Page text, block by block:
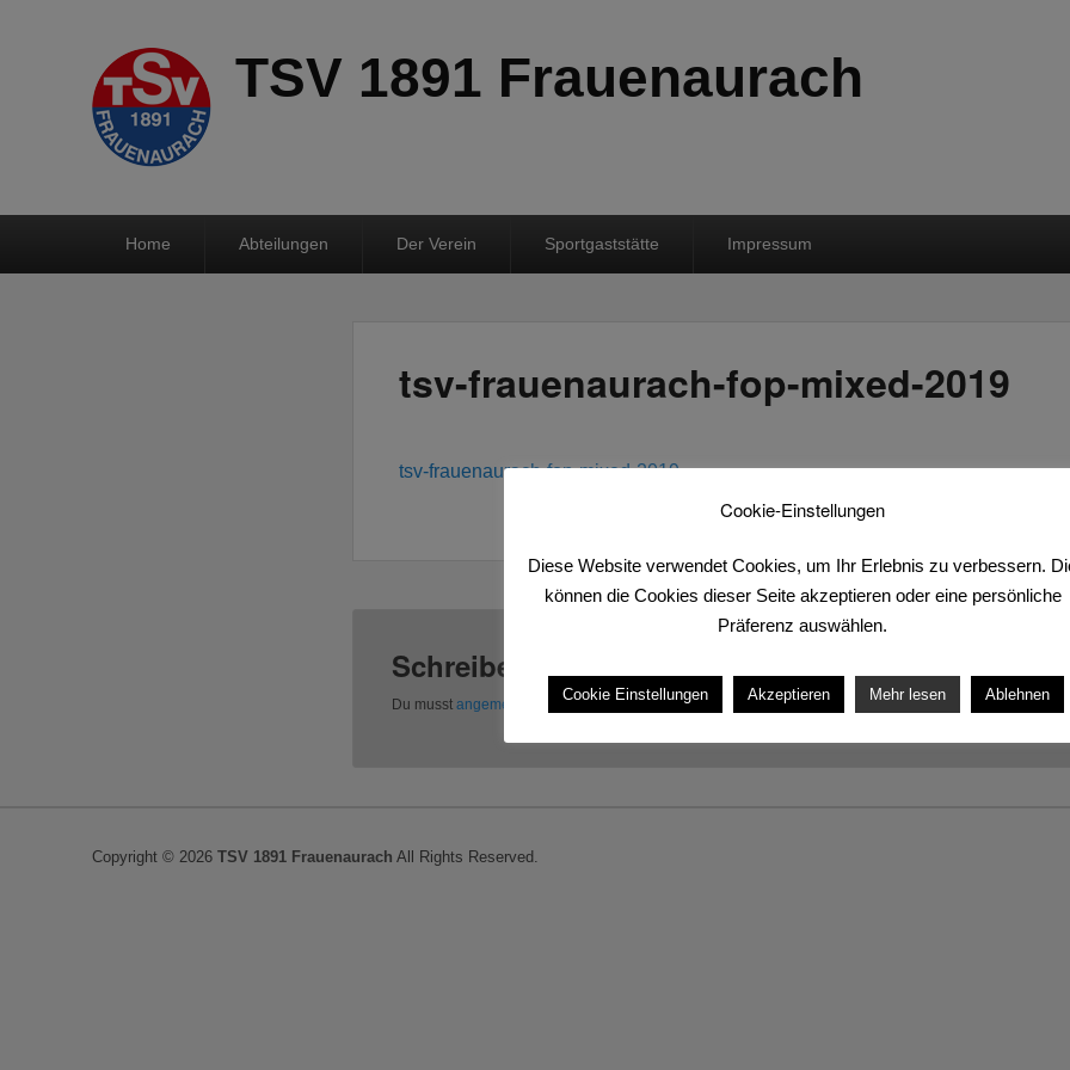
TSV 1891 Frauenaurach
Home Abteilungen Der Verein Sportgaststätte Impressum
tsv-frauenaurach-fop-mixed-2019
tsv-frauenaurach-fop-mixed-2019
Schreibe einen Kommentar
Du musst angemeldet sein, um einen Kommentar abzugeben.
Copyright © 2026 TSV 1891 Frauenaurach All Rights Reserved.
Cookie-Einstellungen
Diese Website verwendet Cookies, um Ihr Erlebnis zu verbessern.
können die Cookies dieser Seite akzeptieren oder eine persönliche
Präferenz auswählen.
Cookie Einstellungen Akzeptieren Mehr lesen Ablehnen